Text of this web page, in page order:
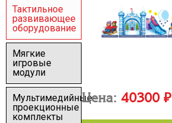
Тактильное
развивающее
оборудование
Мягкие
игровые
модули
Мультимедийные
проекционные
комплекты
Цена:40300 ₽